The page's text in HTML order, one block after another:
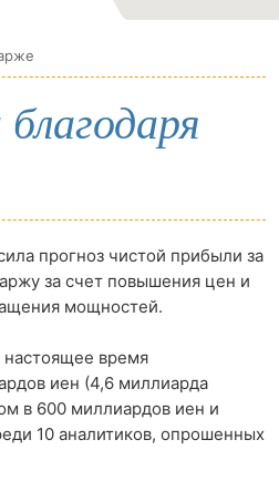
прогноз чистой прибыли за
за счет повышения цен и
мощностей.
настоящее время
иен (4,6 миллиарда
в 600 миллиардов иен и
10 аналитиков, опрошенных